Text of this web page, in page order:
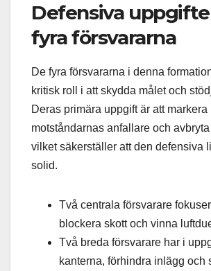
Defensiva
fyra försvararna
De fyra försvararna i denna
kritisk roll i att skydda målet och
Deras primära uppgift är att markera
motståndarnas anfallare och
vilket säkerställer att den defensiva
solid.
Två centrala försvarare
blockera skott och vinna
Två breda försvarare har i
kanterna, förhindra inlägg och